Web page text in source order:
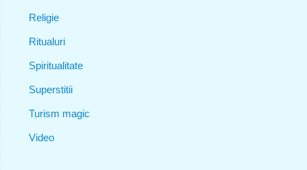
Religie
Ritualuri
Spiritualitate
Superstitii
Turism magic
Video